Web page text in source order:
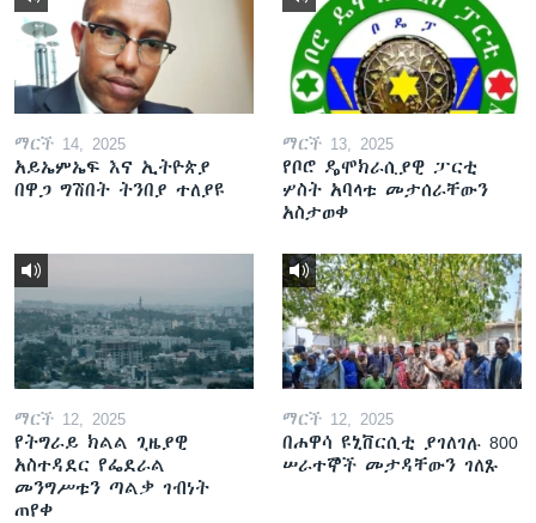
ማርች 14, 2025
አይኤምኤፍ እና ኢትዮጵያ
በዋጋ ግሽበት ትንበያ ተለያዩ
ማርች 13, 2025
የቦሮ ዴሞክራሲያዊ ፓርቲ
ሦስት አባላቱ መታሰራቸውን
አስታወቀ
ማርች 12, 2025
የትግራይ ክልል ጊዜያዊ
አስተዳደር የፌደራል
መንግሥቱን ጣልቃ ገብነት
ጠየቀ
ማርች 12, 2025
በሐዋሳ ዩኒቨርሲቲ ያገለገሉ 800
ሠራተኞች መታዳቸውን ገለጹ